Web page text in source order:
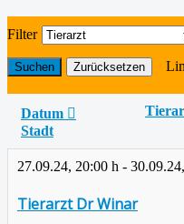
Filter
Suchen Zurücksetzen
Datum
Stadt
27.09.24, 20:00 h - 30.09.24,
Tierarzt Dr Winar